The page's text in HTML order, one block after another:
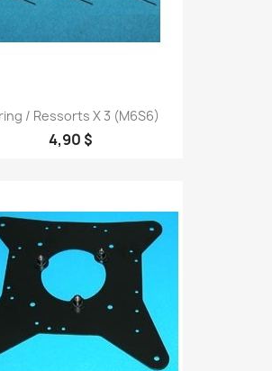
/ Ressorts X 3 (M6S6)
4,90 $